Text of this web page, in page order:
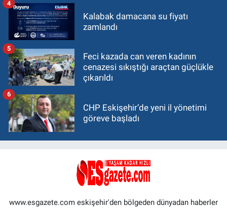
Kalabak damacana su fiyatı
zamlandı
4
Feci kazada can veren kadının
cenazesi sıkıştığı araçtan güçlükle
çıkarıldı
5
CHP Eskişehir’de yeni il yönetimi
göreve başladı
6
www.esgazete.com eskişehir'den bölgeden dünyadan haberler